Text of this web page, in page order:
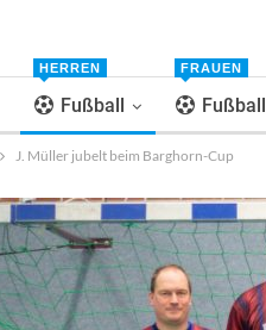
Fußball
HERREN
Fußball
FRAUEN
J. Müller jubelt beim Barghorn-Cup